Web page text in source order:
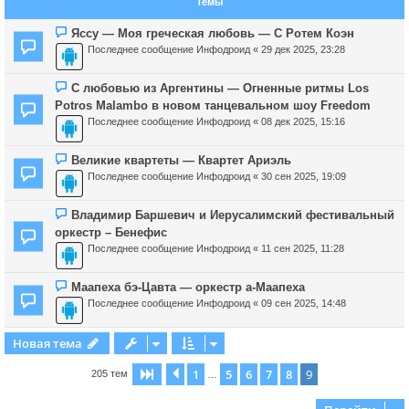
Яссу — Моя греческая любовь — С Ротем Коэн
Последнее сообщение Инфодроид « 29 дек 2025, 23:28
С любовью из Аргентины — Огненные ритмы Los
Potros Malambo в новом танцевальном шоу Freedom
Последнее сообщение Инфодроид « 08 дек 2025, 15:16
Великие квартеты — Квартет Ариэль
Последнее сообщение Инфодроид « 30 сен 2025, 19:09
Владимир Баршевич и Иерусалимский фестивальный
оркестр – Бенефис
Последнее сообщение Инфодроид « 11 сен 2025, 11:28
Маапеха бэ-Цавта — оркестр а-Маапеха
Последнее сообщение Инфодроид « 09 сен 2025, 14:48
Новая тема
205 тем Страница из 9
Пред.
1 5 6 7 8 9